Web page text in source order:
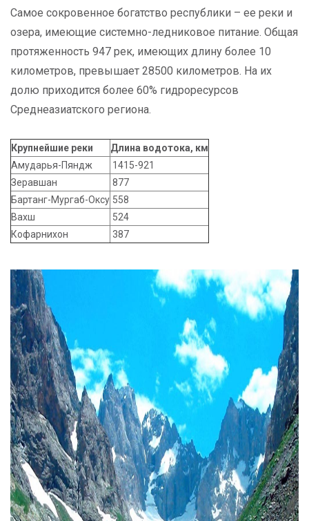
Самое сокровенное богатство республики – ее реки и
озера, имеющие системно-ледниковое питание. Общая
протяженность 947 рек, имеющих длину более 10
километров, превышает 28500 километров. На их
долю приходится более 60% гидроресурсов
Среднеазиатского региона.
Крупнейшие реки
Длина водотока, км
Амударья-Пяндж
1415-921
Зеравшан
877
Бартанг-Мургаб-Оксу 558
Вахш
524
Кофарнихон
387